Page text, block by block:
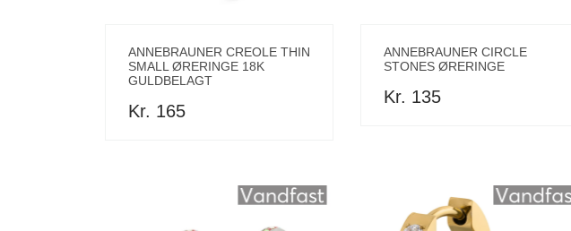
ANNEBRAUNER CREOLE THIN
SMALL ØRERINGE 18K
GULDBELAGT
Kr. 165
ANNEBRAUNER CIRCLE
STONES ØRERINGE
Kr. 135